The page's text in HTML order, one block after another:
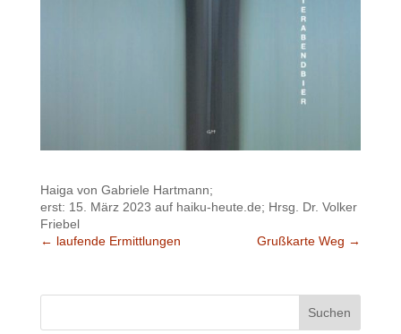
Haiga von Gabriele Hartmann;
erst: 15. März 2023 auf haiku-heute.de; Hrsg. Dr. Volker
Friebel
← laufende Ermittlungen Grußkarte Weg →